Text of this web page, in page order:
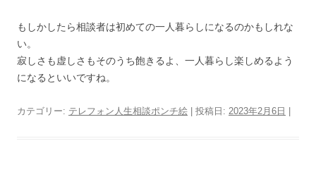
もしかしたら相談者は初めての一人暮らしになるのかもしれな
い。
寂しさも虚しさもそのうち飽きるよ、一人暮らし楽しめるよう
になるといいですね。
カテゴリー: テレフォン人生相談ポンチ絵 | 投稿日: 2023年2月6日